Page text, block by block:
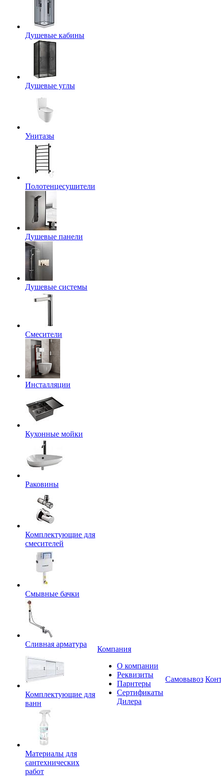
Душевые кабины
Душевые углы
Унитазы
Полотенцесушители
Душевые панели
Душевые системы
Смесители
Инсталляции
Кухонные мойки
Раковины
Комплектующие для
смесителей
Смывные бачки
Сливная арматура
Комплектующие для
ванн
Материалы для
сантехнических
работ
Компания
О компании
Реквизиты
Парнтеры
Сертификаты
Дилера
Самовывоз